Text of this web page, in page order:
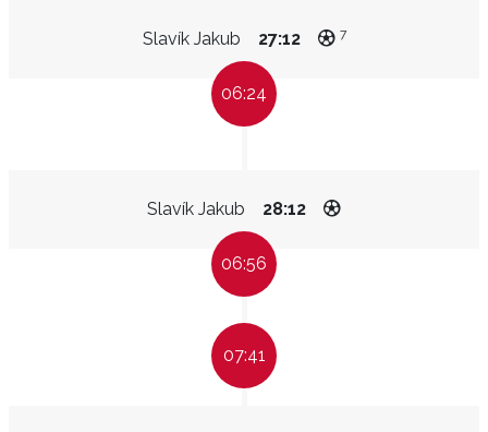
Slavík Jakub 27:12 7
06:24
Slavík Jakub 28:12
06:56
07:41